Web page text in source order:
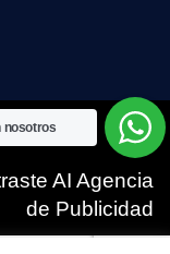
AI Agencia
de Publicidad
nosotros